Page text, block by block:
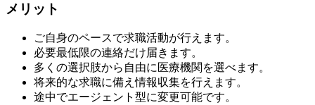
メリット
ご自身のペースで求職活動が行えます。
必要最低限の連絡だけ届きます。
多くの選択肢から自由に医療機関を選べます。
将来的な求職に備え情報収集を行えます。
途中でエージェント型に変更可能です。